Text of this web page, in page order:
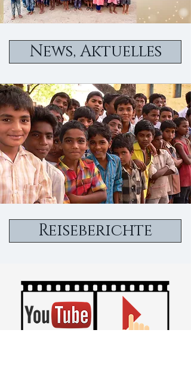
News, Aktuelles
Reiseberichte